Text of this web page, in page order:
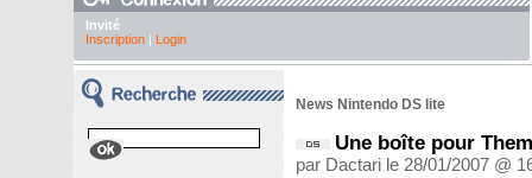
Invité
Inscription| Login
News Nintendo DS lite
Une boîte pour
par Dactari le 28/01/2007 @